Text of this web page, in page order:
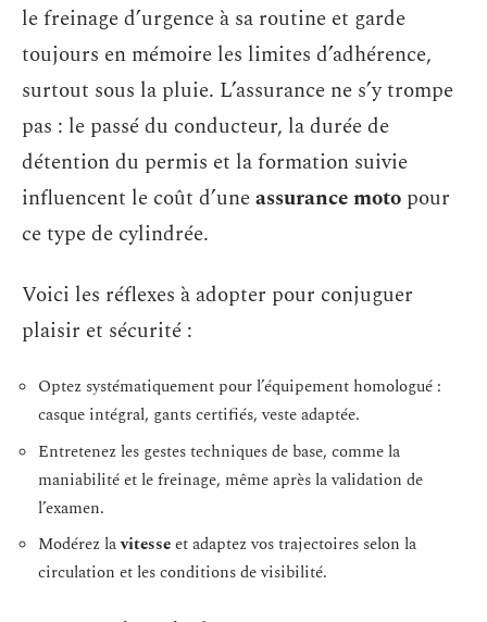
le freinage d’urgence à sa routine et garde
toujours en mémoire les limites d’adhérence,
surtout sous la pluie. L’assurance ne s’y trompe
pas : le passé du conducteur, la durée de
détention du permis et la formation suivie
influencent le coût d’uneassurance moto pour
ce type de cylindrée.
Voici les réflexes à adopter pour conjuguer
plaisir et sécurité :
Optez systématiquement pour l’équipement homologué :
casque intégral, gants certifiés, veste adaptée.
Entretenez les gestes techniques de base, comme la
maniabilité et le freinage, même après la validation de
l’examen.
Modérez lavitesseet adaptez vos trajectoires selon la
circulation et les conditions de visibilité.